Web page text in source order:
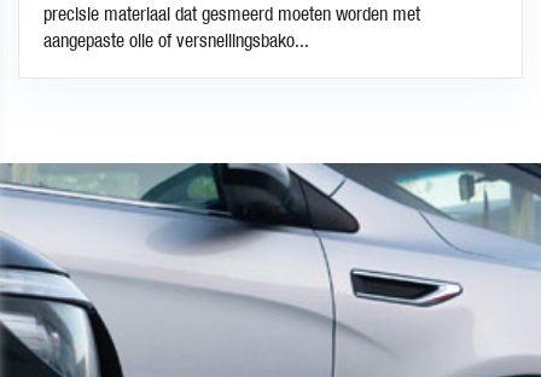
precisie materiaal dat gesmeerd moeten worden met
aangepaste olie of versnellingsbako...